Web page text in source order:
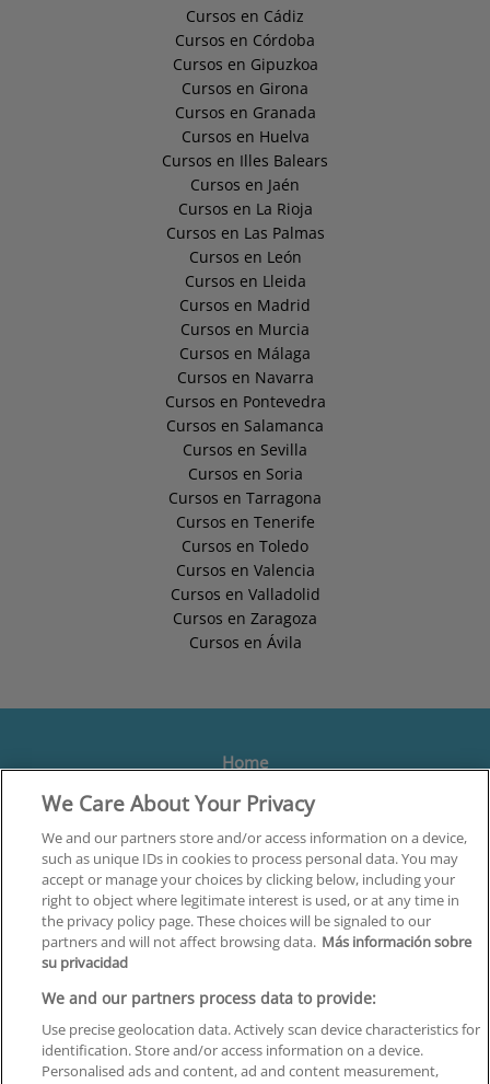
Cursos en Cádiz
Cursos en Córdoba
Cursos en Gipuzkoa
Cursos en Girona
Cursos en Granada
Cursos en Huelva
Cursos en Illes Balears
Cursos en Jaén
Cursos en La Rioja
Cursos en Las Palmas
Cursos en León
Cursos en Lleida
Cursos en Madrid
Cursos en Murcia
Cursos en Málaga
Cursos en Navarra
Cursos en Pontevedra
Cursos en Salamanca
Cursos en Sevilla
Cursos en Soria
Cursos en Tarragona
Cursos en Tenerife
Cursos en Toledo
Cursos en Valencia
Cursos en Valladolid
Cursos en Zaragoza
Cursos en Ávila
Home
Formación
Centros
Orientación
Quiénes somos
Contacta
Aviso Legal
Política de Privacidad
Política de Cookies
We Care About Your Privacy
We and our partners store and/or access information on a device,
such as unique IDs in cookies to process personal data. You may
accept or manage your choices by clicking below, including your
right to object where legitimate interest is used, or at any time in
the privacy policy page. These choices will be signaled to our
partners and will not affect browsing data. Más información sobre
su privacidad
We and our partners process data to provide:
Use precise geolocation data. Actively scan device characteristics for
identification. Store and/or access information on a device.
Personalised ads and content, ad and content measurement,